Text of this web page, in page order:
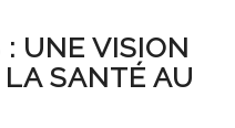
UNE VISION
SANTÉ AU